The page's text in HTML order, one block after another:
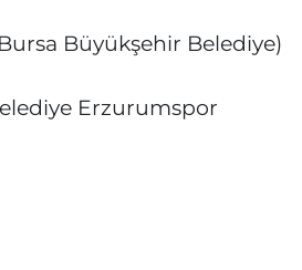
Büyükşehir Belediye)
Erzurumspor